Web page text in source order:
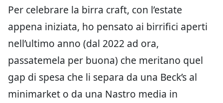
Per celebrare la birra craft, con l’estate
appena iniziata, ho pensato ai birrifici aperti
nell’ultimo anno (dal 2022 ad ora,
passatemela per buona) che meritano quel
gap di spesa che li separa da una Beck’s al
minimarket o da una Nastro media in